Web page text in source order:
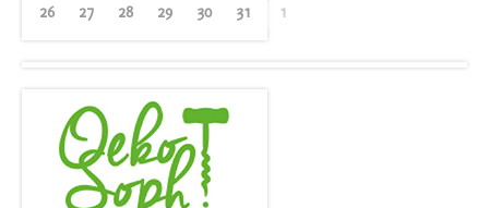
26 27 28 29 30 31 1